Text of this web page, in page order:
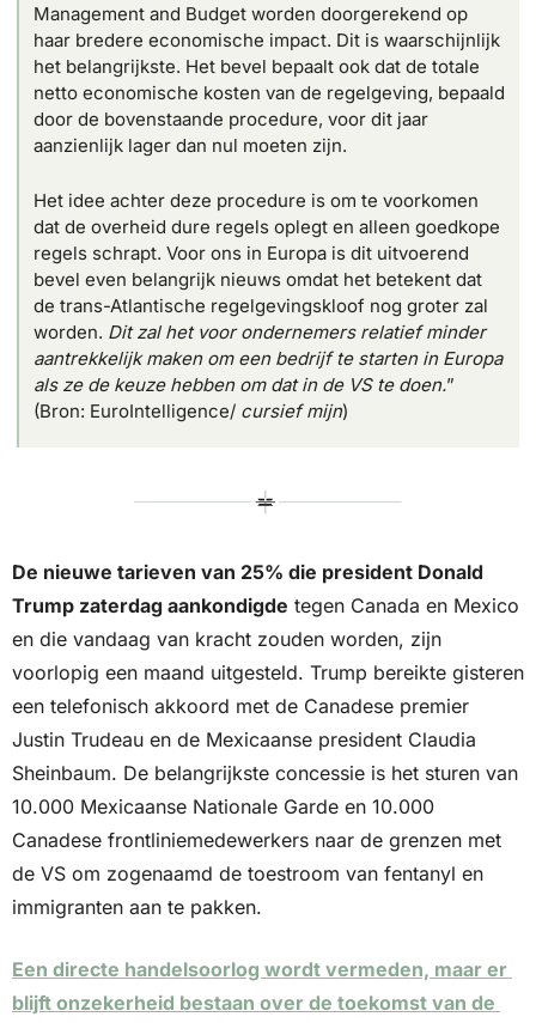
Management and Budget worden doorgerekend op
haar bredere economische impact. Dit is waarschijnlijk
het belangrijkste. Het bevel bepaalt ook dat de totale
netto economische kosten van de regelgeving, bepaald
door de bovenstaande procedure, voor dit jaar
aanzienlijk lager dan nul moeten zijn.
Het idee achter deze procedure is om te voorkomen
dat de overheid dure regels oplegt en alleen goedkope
regels schrapt. Voor ons in Europa is dit uitvoerend
bevel even belangrijk nieuws omdat het betekent dat
de trans-Atlantische regelgevingskloof nog groter zal
worden. Dit zal het voor ondernemers relatief minder
aantrekkelijk maken om een bedrijf te starten in Europa
als ze de keuze hebben om dat in de VS te doen.”
(Bron: EuroIntelligence/ cursief mijn)
De nieuwe tarieven van 25% die president Donald
Trump zaterdag aankondigde tegen Canada en Mexico
en die vandaag van kracht zouden worden, zijn
voorlopig een maand uitgesteld. Trump bereikte gisteren
een telefonisch akkoord met de Canadese premier
Justin Trudeau en de Mexicaanse president Claudia
Sheinbaum. De belangrijkste concessie is het sturen van
10.000 Mexicaanse Nationale Garde en 10.000
Canadese frontliniemedewerkers naar de grenzen met
de VS om zogenaamd de toestroom van fentanyl en
immigranten aan te pakken.
Een directe handelsoorlog wordt vermeden, maar er
blijft onzekerheid bestaan over de toekomst van de